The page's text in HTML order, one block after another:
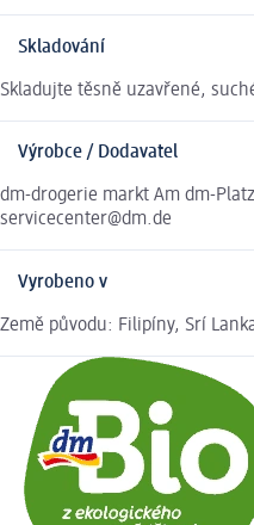
Skladování
Skladujte těsně uzavřené,
Výrobce / Dodavatel
dm-drogerie markt Am dm-
servicecenter@dm.de
Vyrobeno v
Země původu: Filipíny, Srí